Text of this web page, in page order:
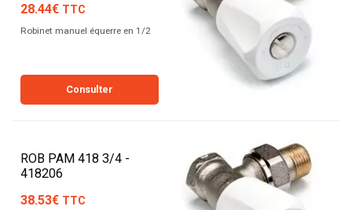
28.44€ TTC
Robinet manuel équerre en 1/2
Consulter
ROB PAM 418 3/4 -
418206
38.53€ TTC